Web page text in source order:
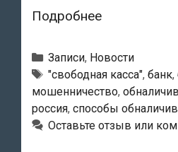
ПодробнееВ
арестована
группа
подпольных
банкиров,
ворочавших
Рубрики
Записи, Новости
Метки
"свободная касса", банк,
мошенничество,
россия, способы
Оставьте отзыв или